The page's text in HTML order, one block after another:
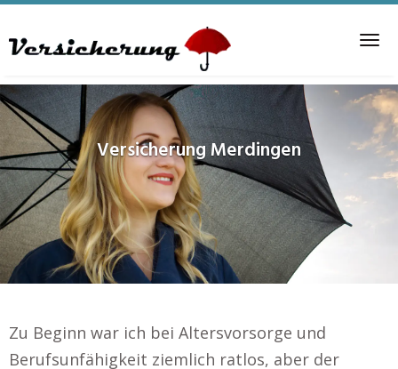
to
content
VersicherungMerdingen
Zu Beginn war ich bei Altersvorsorge und
Berufsunfähigkeit ziemlich ratlos, aber der